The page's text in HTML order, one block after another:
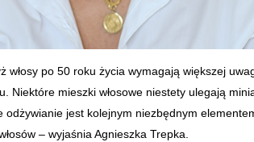
włosy po 50 roku życia wymagają większej
Niektóre mieszki włosowe niestety ulegają
odżywianie jest kolejnym niezbędnym
– wyjaśnia Agnieszka Trepka.